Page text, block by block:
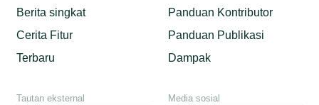
Berita singkat
Cerita Fitur
Terbaru
Panduan Kontributor
Panduan Publikasi
Dampak
Tautan eksternal Media sosial